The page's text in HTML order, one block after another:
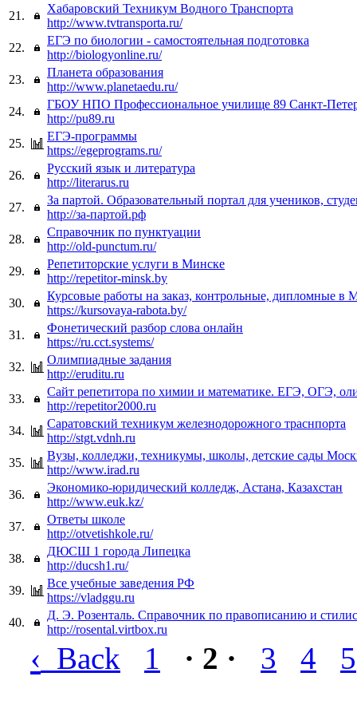
21.
Хабаровский Техникум Водного Транспорта
http://www.tvtransporta.ru/
22.
ЕГЭ по биологии - самостоятельная подготовка
http://biologyonline.ru/
23.
Планета образования
http://www.planetaedu.ru/
24.
ГБОУ НПО Профессиональное училище 89 Санкт-
http://pu89.ru
25.
ЕГЭ-программы
https://egeprograms.ru/
26.
Русский язык и литература
http://literarus.ru
27.
За партой. Образовательный портал для учеников,
http://за-партой.рф
28.
Cправочник по пунктуации
http://old-punctum.ru/
29.
Репетиторские услуги в Минске
http://repetitor-minsk.by
30.
Курсовые работы на заказ, контрольные, дипломные в
https://kursovaya-rabota.by/
31.
Фонетический разбор слова онлайн
https://ru.cct.systems/
32.
Олимпиадные задания
http://eruditu.ru
33.
Сайт репетитора по химии и математике. ЕГЭ, ОГЭ,
http://repetitor2000.ru
34.
Саратовский техникум железнодорожного траснпорта
http://stgt.vdnh.ru
35.
Вузы, колледжи, техникумы, школы, детские сады
http://www.irad.ru
36.
Экономико-юридический колледж, Астана, Казахстан
http://www.euk.kz/
37.
Ответы школе
http://otvetishkole.ru/
38.
ДЮСШ 1 города Липецка
http://ducsh1.ru/
39.
Все учебные заведения РФ
https://vladggu.ru
40.
Д. Э. Розенталь. Справочник по правописанию и
http://rosental.virtbox.ru
‹ Back 1 · 2 · 3 4 5